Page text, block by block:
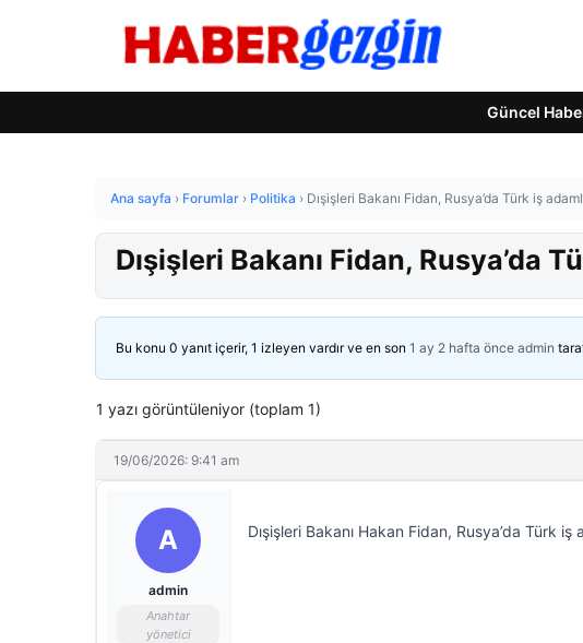
Güncel
Ana sayfa › Forumlar › Politika › Dışişleri Bakanı Fidan, Rusya’da Türk iş
Dışişleri Bakanı Fidan, Rusya’da
Bu konu 0 yanıt içerir, 1 izleyen vardır ve en son 1 ay 2 hafta önce admin
1 yazı görüntüleniyor (toplam 1)
19/06/2026: 9:41 am
A
admin
Anahtar
yönetici
Dışişleri Bakanı Hakan Fidan, Rusya’da Türk